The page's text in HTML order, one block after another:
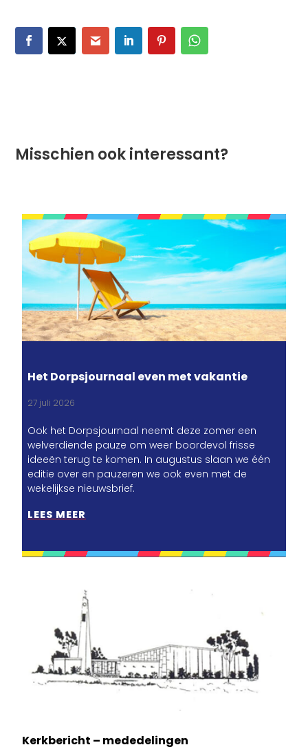
Misschien ook interessant?
Het Dorpsjournaal even met vakantie
27 juli 2026
Ook het Dorpsjournaal neemt deze zomer een
welverdiende pauze om weer boordevol frisse
ideeën terug te komen. In augustus slaan we één
editie over en pauzeren we ook even met de
wekelijkse nieuwsbrief.
LEES MEER
Kerkbericht – mededelingen